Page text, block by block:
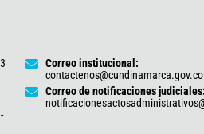
Correo institucional:
contactenos@cundinamarca.gov.co
Correo de notificaciones